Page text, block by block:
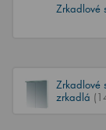
Zrkadlové
Zrkadlové
zrkadlá